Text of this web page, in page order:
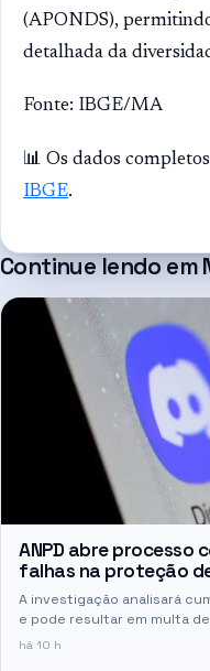
(APONDS),
detalhada da
Fonte: IBGE/MA
📊 Os dados
IBGE.
Continue lendo em
ANPD abre processo
falhas na proteção
A investigação analisará
e pode resultar em multa
há 10 h